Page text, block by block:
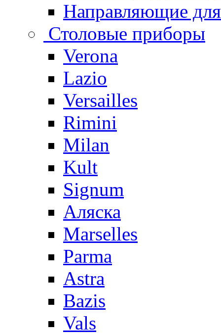
Направляющие
Столовые приборы
Verona
Lazio
Versailles
Rimini
Milan
Kult
Signum
Аляска
Marselles
Parma
Astra
Bazis
Vals